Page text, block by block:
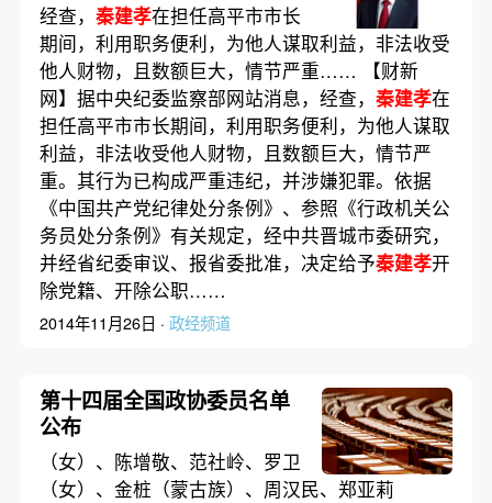
经查， 秦建孝在担任高平市市长
期间，利用职务便利，为他人谋取利益，非法收受
他人财物，且数额巨大，情节严重…… 【财新
网】据中央纪委监察部网站消息，经查， 秦建孝在
担任高平市市长期间，利用职务便利，为他人谋取
利益，非法收受他人财物，且数额巨大，情节严
重。其行为已构成严重违纪，并涉嫌犯罪。依据
《中国共产党纪律处分条例》、参照《行政机关公
务员处分条例》有关规定，经中共晋城市委研究，
并经省纪委审议、报省委批准，决定给予秦建孝开
除党籍、开除公职……
2014年11月26日 · 政经频道
第十四届全国政协委员名单
公布
（女）、陈增敬、范社岭、罗卫
（女）、金桩（蒙古族）、周汉民、郑亚莉